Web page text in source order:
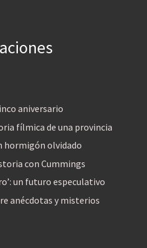
aniversario
fílmica de una provincia
hormigón olvidado
con Cummings
un futuro especulativo
anécdotas y misterios